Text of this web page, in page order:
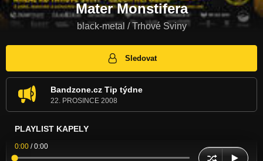
Mater Monstifera
black-metal / Trhové Sviny
Sledovat
Bandzone.cz Tip týdne
22. PROSINCE 2008
PLAYLIST KAPELY
0:00 /0:00